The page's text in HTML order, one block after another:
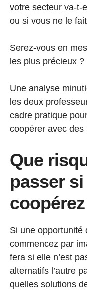
votre secteur va-t-
ou si vous ne le
Serez-vous en
les plus précieux ?
Une analyse
les deux
cadre pratique
coopérer avec des
Que
passer
Si une opportunité
commencez par
fera si elle n’est
alternatifs l’autre
quelles solutions